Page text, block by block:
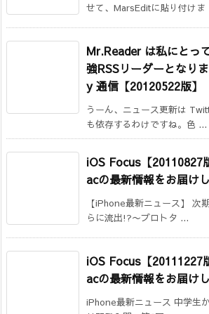
せて、MarsEditに貼り付けま
Mr.Reader は私にとっ
強RSSリーダーとなりま
y 通信【20120522版】
うーん、ニュース更新は
も依存するわけですね。色 ...
iOS Focus【20110827
acの最新情報をお届けし
【iPhone最新ニュース】 次
らに流出!?〜プロトタ ...
iOS Focus【20111227
acの最新情報をお届けし
iPhone最新ニュース 中学生